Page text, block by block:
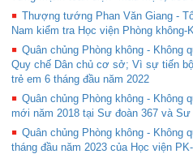
Thượng tướng Phan Văn Giang -
Nam kiểm tra Học viện Phòng không-
Quân chủng Phòng không - Không
Quy chế Dân chủ cơ sở; Vì sự tiến
trẻ em 6 tháng đầu năm 2022
Quân chủng Phòng không - Không
mới năm 2018 tại Sư đoàn 367 và Sư
Quân chủng Phòng không - Không
tháng đầu năm 2023 của Học viện